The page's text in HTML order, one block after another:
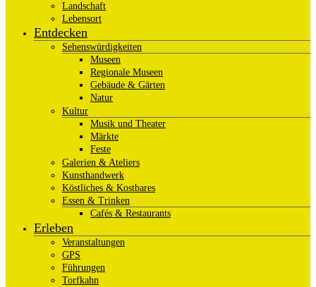
Landschaft
Lebensort
Entdecken
Sehenswürdigkeiten
Museen
Regionale Museen
Gebäude & Gärten
Natur
Kultur
Musik und Theater
Märkte
Feste
Galerien & Ateliers
Kunsthandwerk
Köstliches & Kostbares
Essen & Trinken
Cafés & Restaurants
Erleben
Veranstaltungen
GPS
Führungen
Torfkahn